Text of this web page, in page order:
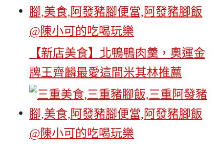
【新店美食】北鴨鴨肉羹，奧運金
牌王齊麟最愛這間米其林推薦